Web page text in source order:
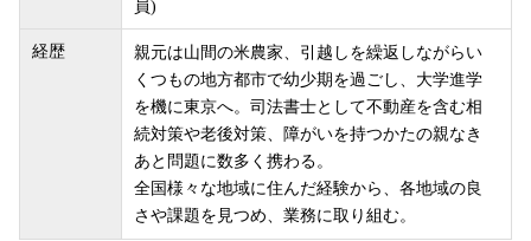
員)
経歴
親元は山間の米農家、引越しを繰返しながらい
くつもの地方都市で幼少期を過ごし、大学進学
を機に東京へ。司法書士として不動産を含む相
続対策や老後対策、障がいを持つかたの親なき
あと問題に数多く携わる。
全国様々な地域に住んだ経験から、各地域の良
さや課題を見つめ、業務に取り組む。